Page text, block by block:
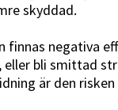
skyddad.
finnas negativa
eller bli smittad
är den